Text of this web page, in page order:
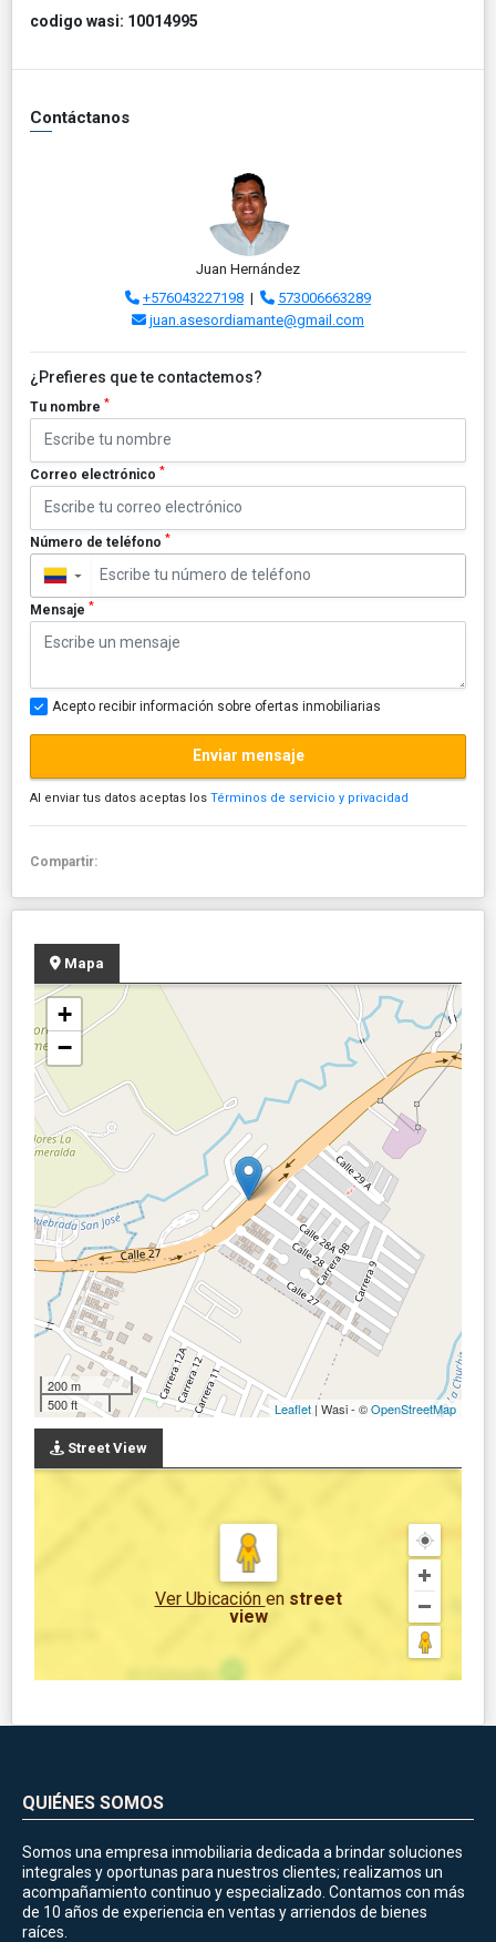
codigo wasi: 10014995
Contáctanos
Juan Hernández
+576043227198 |
573006663289
juan.asesordiamante@gmail.com
¿Prefieres que te contactemos?
Tu nombre *
Correo electrónico *
Número de teléfono *
▼
Mensaje *
Acepto recibir información sobre ofertas inmobiliarias
Enviar mensaje
Al enviar tus datos aceptas los Términos de servicio y privacidad
Compartir:
Mapa
+
−
200 m
500 ft
Leaflet | Wasi - ©OpenStreetMap
Street View
Ver Ubicación en street
view
QUIÉNES SOMOS
Somos una empresa inmobiliaria dedicada a brindar soluciones
integrales y oportunas para nuestros clientes; realizamos un
acompañamiento continuo y especializado. Contamos con más
de 10 años de experiencia en ventas y arriendos de bienes
raíces.